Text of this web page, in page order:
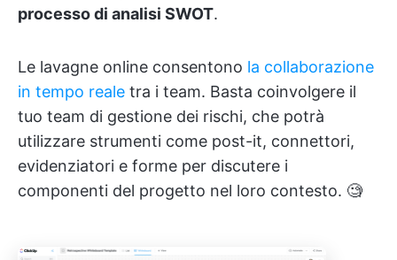
processo di analisi SWOT.
Le lavagne online consentono la collaborazione
in tempo reale tra i team. Basta coinvolgere il
tuo team di gestione dei rischi, che potrà
utilizzare strumenti come post-it, connettori,
evidenziatori e forme per discutere i
componenti del progetto nel loro contesto. 🧐